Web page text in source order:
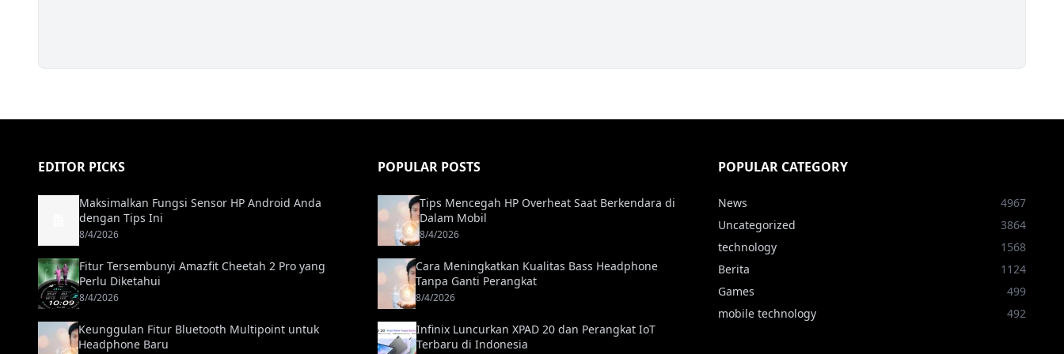
EDITOR PICKS
Maksimalkan Fungsi Sensor HP Android Anda
dengan Tips Ini
8/4/2026
Fitur Tersembunyi Amazfit Cheetah 2 Pro yang
Perlu Diketahui
8/4/2026
Keunggulan Fitur Bluetooth Multipoint untuk
Headphone Baru
POPULAR POSTS
Tips Mencegah HP Overheat Saat Berkendara di
Dalam Mobil
8/4/2026
Cara Meningkatkan Kualitas Bass Headphone
Tanpa Ganti Perangkat
8/4/2026
Infinix Luncurkan XPAD 20 dan Perangkat IoT
Terbaru di Indonesia
POPULAR CATEGORY
News
4967
Uncategorized
3864
technology
1568
Berita
1124
Games
499
mobile technology
492